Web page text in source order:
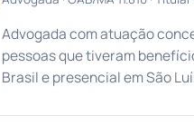
Advogada com atuação
pessoas que tiveram
Brasil e presencial em São